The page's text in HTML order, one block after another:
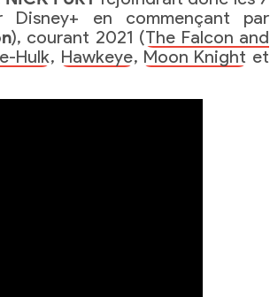
en commençant par
), courant 2021 (The Falcon and
Hulk, Hawkeye, Moon Knight et